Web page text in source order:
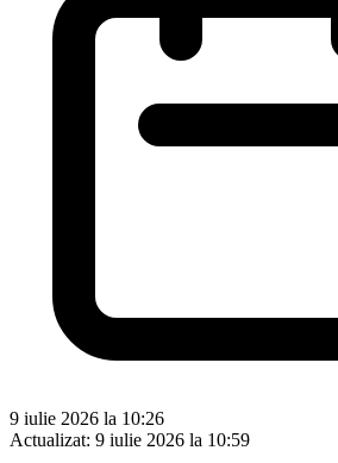
9 iulie 2026 la 10:26
Actualizat: 9 iulie 2026 la 10:59